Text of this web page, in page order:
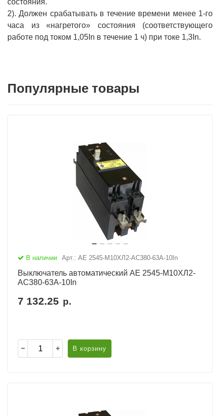
состояния.
2). Должен срабатывать в течение времени менее 1-го
часа из «нагретого» состояния (соответствующего
работе под током 1,05In в течение 1 ч) при токе 1,3In.
Популярные товары
В наличии Арт.: АЕ 2545-М10ХЛ2-AC380-63А-10In
Выключатель автоматический АЕ 2545-М10ХЛ2-
AC380-63А-10In
7 132.25 р.
В корзину